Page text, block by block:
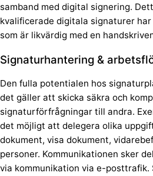
samband med digital signering.
kvalificerade digitala signaturer
som är likvärdig med en
Signaturhantering &
Den fulla potentialen hos
det gäller att skicka säkra och
signaturförfrågningar till andra.
det möjligt att delegera olika
dokument, visa dokument,
personer. Kommunikationen sker
via kommunikation via e-posttrafik.